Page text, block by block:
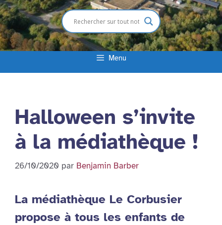
Menu
Halloween s’invite
à la médiathèque !
26/10/2020 par Benjamin Barber
La médiathèque Le Corbusier
propose à tous les enfants de